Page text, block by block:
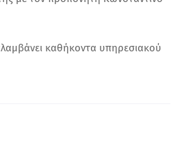
καθήκοντα υπηρεσιακού